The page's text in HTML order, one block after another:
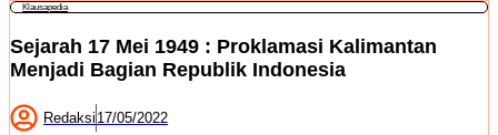
Klausapedia
Sejarah 17 Mei 1949 : Proklamasi Kalimantan
Menjadi Bagian Republik Indonesia
Redaksi 17/05/2022